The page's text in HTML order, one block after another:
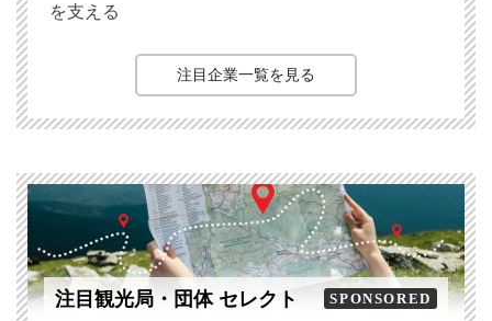
を支える
注目企業一覧を見る
注目観光局・団体 セレクト SPONSORED